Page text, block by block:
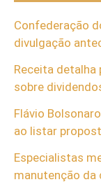
Confederação
divulgação
Receita detalha
sobre
Flávio
ao listar
Especialistas
manutenção da